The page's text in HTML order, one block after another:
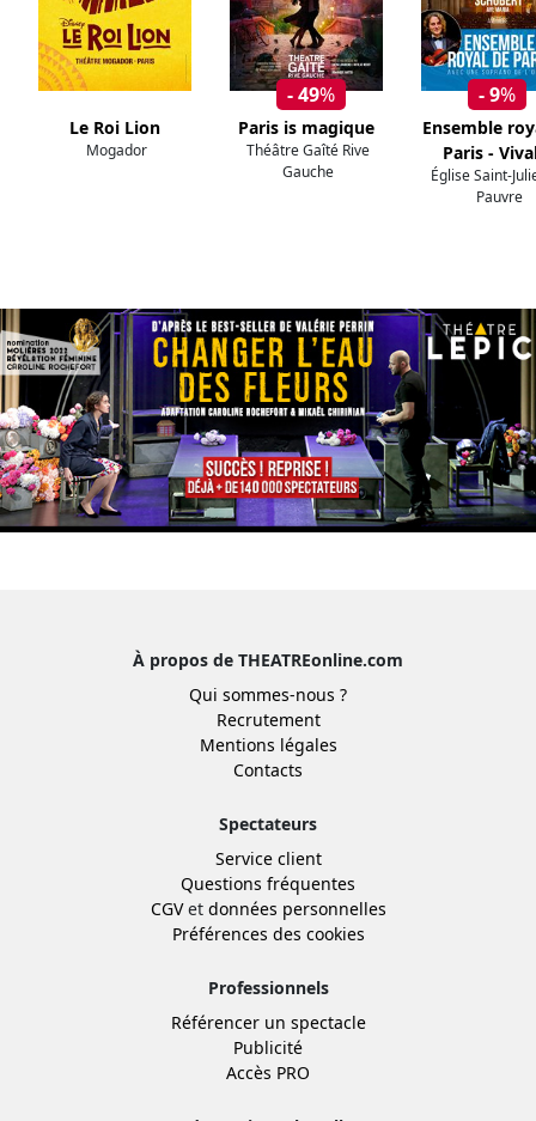
Le Roi Lion
Mogador
- 49%
Paris is magique
Théâtre Gaîté Rive
Gauche
- 9%
Ensemble
Paris -
Église Saint-
Pauvre
À propos de THEATREonline.com
Qui sommes-nous ?
Recrutement
Mentions légales
Contacts
Spectateurs
Service client
Questions fréquentes
CGVet données personnelles
Préférences des cookies
Professionnels
Référencer un spectacle
Publicité
Accès PRO